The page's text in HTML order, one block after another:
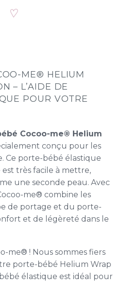
ME® HELIUM
– L’AIDE DE
POUR VOTRE
Cocoo-me® Helium
conçu pour les
Ce porte-bébé élastique
très facile à mettre,
une seconde peau. Avec
me® combine les
de portage et du porte-
et de légèreté dans le
me® ! Nous sommes fiers
porte-bébé Helium Wrap
élastique est idéal pour